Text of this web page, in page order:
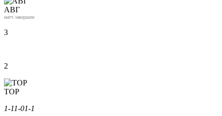
АВГ
матч завершен
3
2
ТОР
1-11-01-1